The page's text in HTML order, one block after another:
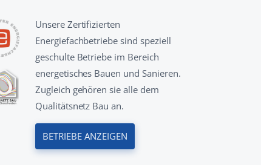
Unsere Zertifizierten
Energiefachbetriebe sind speziell
geschulte Betriebe im Bereich
energetisches Bauen und Sanieren.
Zugleich gehören sie alle dem
Qualitätsnetz Bau an.
BETRIEBE ANZEIGEN